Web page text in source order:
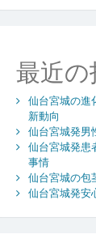
最近の
仙台宮城の進
新動向
仙台宮城発男
仙台宮城発患
事情
仙台宮城の包
仙台宮城発安